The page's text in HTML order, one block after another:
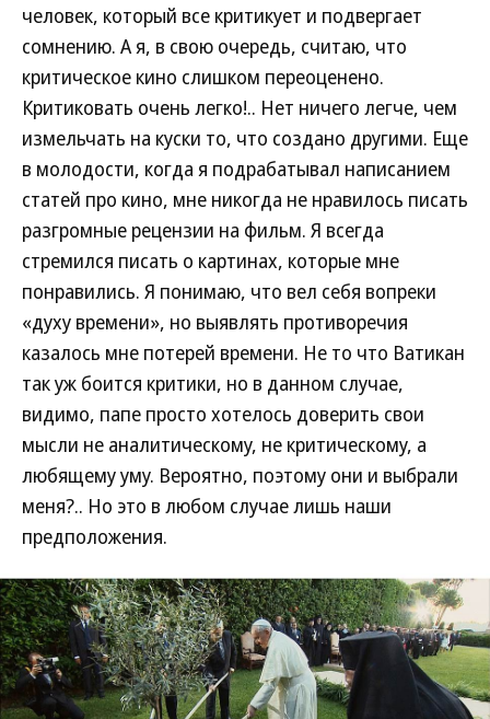
человек, который все критикует и подвергает
сомнению. А я, в свою очередь, считаю, что
критическое кино слишком переоценено.
Критиковать очень легко!.. Нет ничего легче, чем
измельчать на куски то, что создано другими. Еще
в молодости, когда я подрабатывал написанием
статей про кино, мне никогда не нравилось писать
разгромные рецензии на фильм. Я всегда
стремился писать о картинах, которые мне
понравились. Я понимаю, что вел себя вопреки
«духу времени», но выявлять противоречия
казалось мне потерей времени. Не то что Ватикан
так уж боится критики, но в данном случае,
видимо, папе просто хотелось доверить свои
мысли не аналитическому, не критическому, а
любящему уму. Вероятно, поэтому они и выбрали
меня?.. Но это в любом случае лишь наши
предположения.